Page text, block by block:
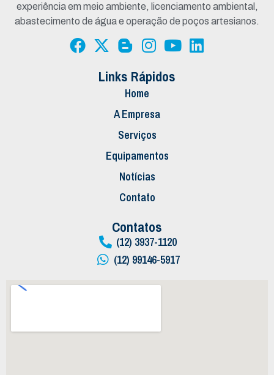
experiência em meio ambiente, licenciamento ambiental,
abastecimento de água e operação de poços artesianos.
Links Rápidos
Home
A Empresa
Serviços
Equipamentos
Notícias
Contato
Contatos
(12) 3937-1120
(12) 99146-5917